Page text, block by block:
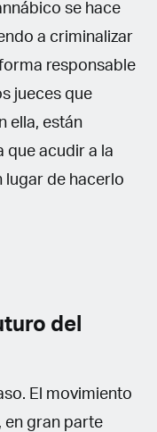
se hace
a criminalizar
responsable
jueces que
ella, están
que acudir a la
lugar de hacerlo
del
El movimiento
en gran parte